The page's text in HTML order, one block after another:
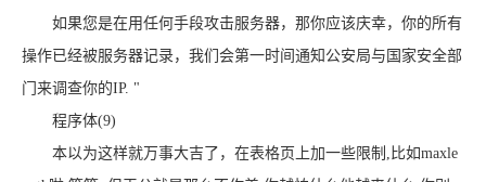
如果您是在用任何手段攻击服务器，那你应该庆幸，你的所有
操作已经被服务器记录，我们会第一时间通知公安局与国家安全部
门来调查你的IP. "
程序体(9)
本以为这样就万事大吉了，在表格页上加一些限制,比如maxle